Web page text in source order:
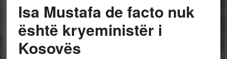
Isa Mustafa de facto nuk
është kryeministër i
Kosovës